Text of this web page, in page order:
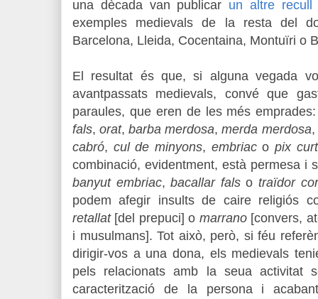
una dècada van publicar un altre recull
exemples medievals de la resta del
Barcelona, Lleida, Cocentaina, Montuïri o
El resultat és que, si alguna vegada
avantpassats medievals, convé que
paraules, que eren de les més
fals,orat,barba merdosa,merda merdosa,
cabró, cul de minyons, embriacopix
combinació, evidentment, està permesa i
banyut embriac,bacallar falso traïdor
podem afegir insults de caire religiós
retallat [del prepuci] o marrano [convers,
i musulmans]. Tot això, però, si féu
dirigir-vos a una dona, els medievals
pels relacionats amb la seua activitat
caracterització de la persona i